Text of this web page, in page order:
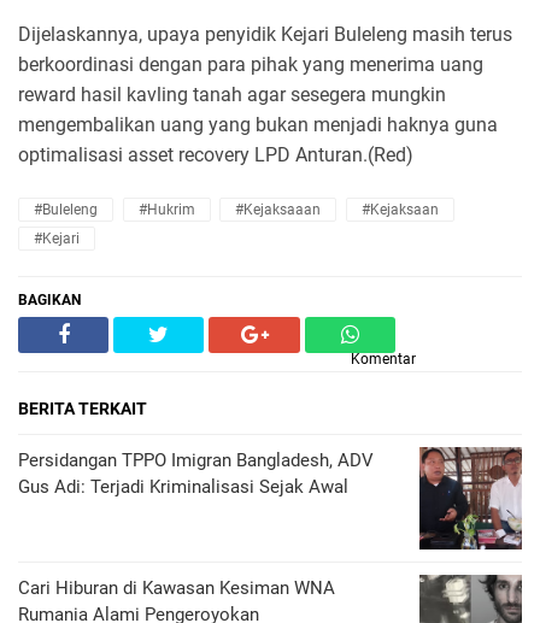
Dijelaskannya, upaya penyidik Kejari Buleleng masih terus
berkoordinasi dengan para pihak yang menerima uang
reward hasil kavling tanah agar sesegera mungkin
mengembalikan uang yang bukan menjadi haknya guna
optimalisasi asset recovery LPD Anturan.(Red)
#Buleleng #Hukrim #Kejaksaaan
#Kejaksaan
#Kejari
BAGIKAN
Komentar
BERITA TERKAIT
Persidangan TPPO Imigran Bangladesh, ADV
Gus Adi: Terjadi Kriminalisasi Sejak Awal
Cari Hiburan di Kawasan Kesiman WNA
Rumania Alami Pengeroyokan